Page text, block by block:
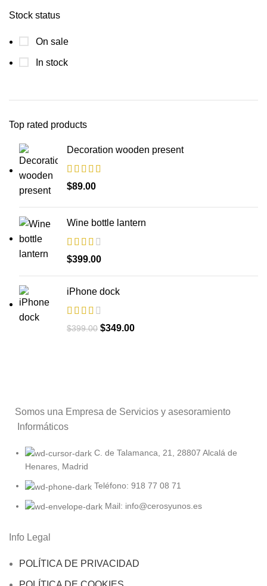
Stock status
On sale
In stock
Top rated products
Decoration wooden present
$89.00
Wine bottle lantern
$399.00
iPhone dock
$399.00 $349.00
Somos una Empresa de Servicios y asesoramiento
Informáticos
C. de Talamanca, 21, 28807 Alcalá de
Henares, Madrid
Teléfono: 918 77 08 71
Mail: info@cerosyunos.es
Info Legal
POLÍTICA DE PRIVACIDAD